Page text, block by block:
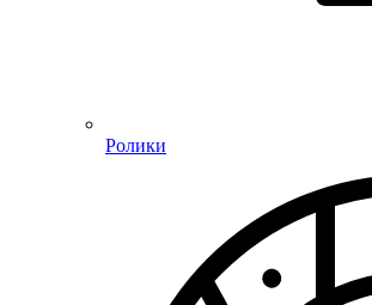
Ролики